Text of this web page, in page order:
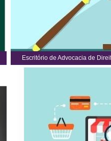
Escritório de Advocacia de